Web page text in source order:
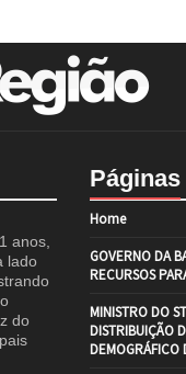
anos,
lado
do
Páginas
Home
GOVERNO DA
RECURSOS
MINISTRO DO
DISTRIBUIÇÃO
DEMOGRÁFICO